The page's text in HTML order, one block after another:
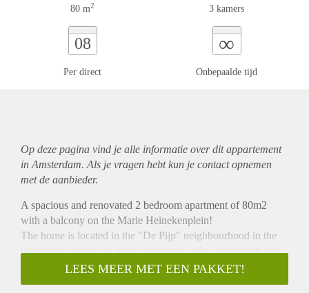
80 m2 3 kamers
08
Per direct
∞
Onbepaalde tijd
Op deze pagina vind je alle informatie over ditappartement
in Amsterdam. Als je vragen hebt kun je contact opnemen
met de aanbieder.
A spacious and renovated 2 bedroom apartment of 80m2
with a balcony on the Marie Heinekenplein!
The home is located in the "De Pijp" neighbourhood in the
immediate vicinity of public transport, cafes, restaurants and
shops for all your daily needs.
You enter the building via a communal entrance and head up
LEES MEER MET EEN PAKKET!